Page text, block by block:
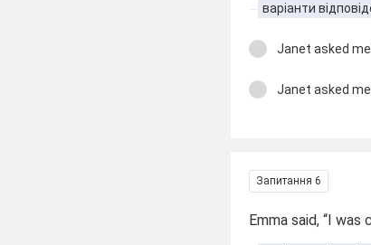
варіанти
Janet asked
Janet asked
Запитання 6
Emma said, “I was